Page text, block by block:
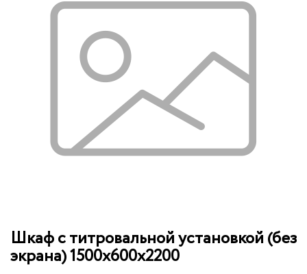
Шкаф с титровальной установкой (без
экрана) 1500х600х2200